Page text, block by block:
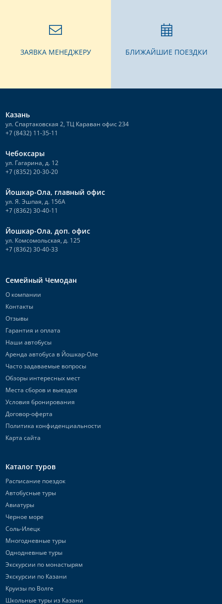
ЗАЯВКА МЕНЕДЖЕРУ БЛИЖАЙШИЕ ПОЕЗДКИ
Казань
ул. Спартаковская 2, ТЦ Караван офис 234
+7 (8432) 11-35-11
Чебоксары
ул. Гагарина, д. 12
+7 (8352) 20-30-20
Йошкар-Ола, главный офис
ул. Я. Эшпая, д. 156А
+7 (8362) 30-40-11
Йошкар-Ола, доп. офис
ул. Комсомольская, д. 125
+7 (8362) 30-40-33
Семейный Чемодан
О компании
Контакты
Отзывы
Гарантия и оплата
Наши автобусы
Аренда автобуса в Йошкар-Оле
Часто задаваемые вопросы
Обзоры интересных мест
Места сборов и выездов
Условия бронирования
Договор-оферта
Политика конфиденциальности
Карта сайта
Каталог туров
Расписание поездок
Автобусные туры
Авиатуры
Черное море
Соль-Илецк
Многодневные туры
Однодневные туры
Экскурсии по монастырям
Экскурсии по Казани
Круизы по Волге
Школьные туры из Казани